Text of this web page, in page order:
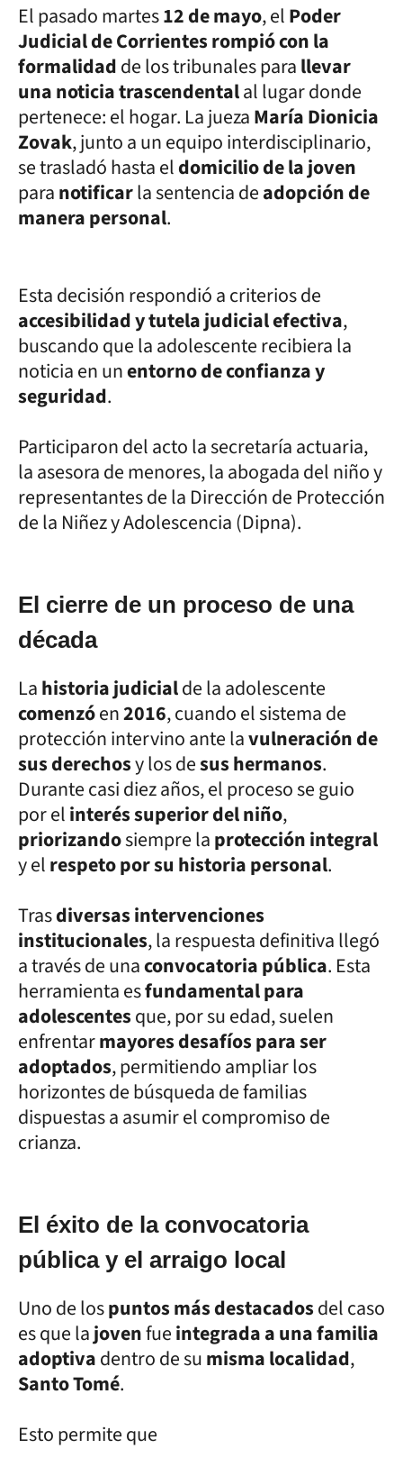
El pasado martes12 de mayo, elPoder
Judicial de Corrientes rompió con la
formalidadde los tribunales parallevar
una noticia trascendentalal lugar donde
pertenece: el hogar. La juezaMaría Dionicia
Zovak, junto a un equipo interdisciplinario,
se trasladó hasta eldomicilio de la joven
paranotificarla sentencia deadopción de
manera personal.
Esta decisión respondió a criterios de
accesibilidad y tutela judicial efectiva,
buscando que la adolescente recibiera la
noticia en unentorno de confianza y
seguridad.
Participaron del acto la secretaría actuaria,
la asesora de menores, la abogada del niño y
representantes de la Dirección de Protección
de la Niñez y Adolescencia (Dipna).
El cierre de un proceso de una
década
Lahistoria judicialde la adolescente
comenzóen2016, cuando el sistema de
protección intervino ante lavulneración de
sus derechosy los desus hermanos.
Durante casi diez años, el proceso se guio
por elinterés superior del niño,
priorizandosiempre laprotección integral
y elrespeto por su historia personal.
Trasdiversas intervenciones
institucionales, la respuesta definitiva llegó
a través de unaconvocatoria pública. Esta
herramienta esfundamental para
adolescentesque, por su edad, suelen
enfrentarmayores desafíos para ser
adoptados, permitiendo ampliar los
horizontes de búsqueda de familias
dispuestas a asumir el compromiso de
crianza.
El éxito de la convocatoria
pública y el arraigo local
Uno de lospuntos más destacadosdel caso
es que lajovenfueintegrada a una familia
adoptivadentro de sumisma localidad,
Santo Tomé.
Esto permite que